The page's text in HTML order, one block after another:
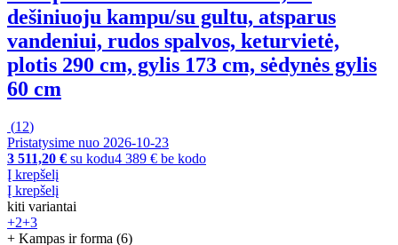
dešiniuoju kampu/su gultu, atsparus
vandeniui, rudos spalvos, keturvietė,
plotis 290 cm, gylis 173 cm, sėdynės gylis
60 cm
(12)
Pristatysime nuo 2026‑10‑23
3 511,20 € su kodu4 389 € be kodo
Į krepšelį
Į krepšelį
kiti variantai
+2+3
+ Kampas ir forma (6)